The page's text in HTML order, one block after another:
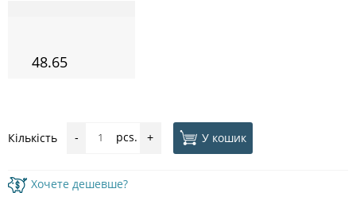
48.65
Кількість - pcs. + У кошик
Хочете дешевше?